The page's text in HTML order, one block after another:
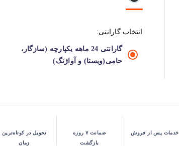
انتخاب گارانتی:
گارانتی 24 ماهه یکپارچه (سازگار،
حامی(ویستا) و آواژنگ)
خدمات پس از فروش
ضمانت ۷ روزه
بازگشت
تحویل در کوتاه‌ترین
زمان